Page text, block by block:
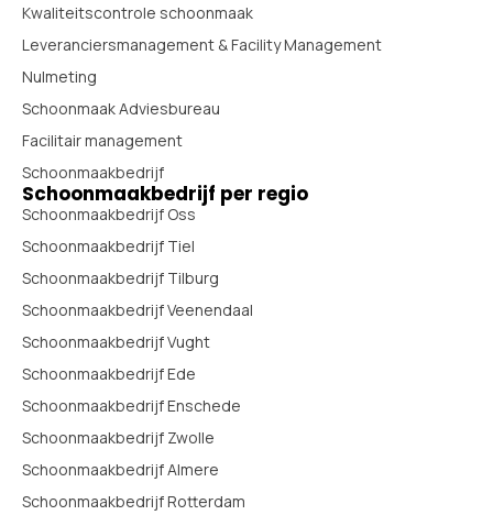
Kwaliteitscontrole schoonmaak
Leveranciersmanagement & Facility Management
Nulmeting
Schoonmaak Adviesbureau
Facilitair management
Schoonmaakbedrijf
Schoonmaakbedrijf per regio
Schoonmaakbedrijf Oss
Schoonmaakbedrijf Tiel
Schoonmaakbedrijf Tilburg
Schoonmaakbedrijf Veenendaal
Schoonmaakbedrijf Vught
Schoonmaakbedrijf Ede
Schoonmaakbedrijf Enschede
Schoonmaakbedrijf Zwolle
Schoonmaakbedrijf Almere
Schoonmaakbedrijf Rotterdam